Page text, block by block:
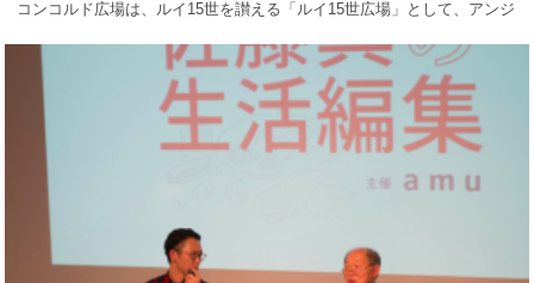
コンコルド広場は、ルイ15世を讃える「ルイ15世広場」として、アンジ